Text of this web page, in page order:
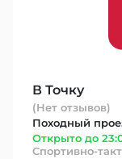
В Точку
(Нет отзывов)
Походный
Открыто до
Спортивно-